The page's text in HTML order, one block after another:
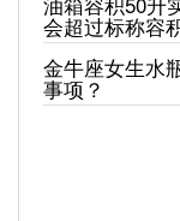
会超过标称容
金牛座女生水
事项？